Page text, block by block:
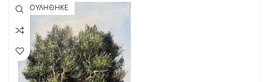
ΠΟΥΛΗΘΗΚΕ